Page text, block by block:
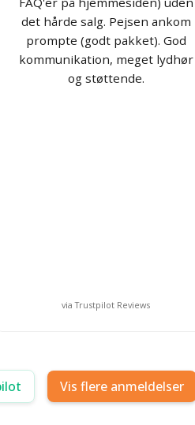
det hårde salg. Pejsen ankom
prompte (godt pakket). God
kommunikation, meget lydhør
og støttende.
via Trustpilot Reviews
Vis flere anmeldelser